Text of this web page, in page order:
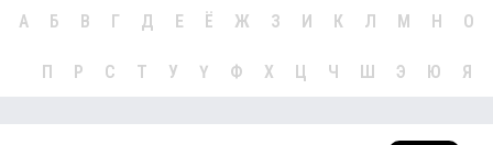
А Б В Г Д Е Ё Ж З И К Л М Н О
П Р С Т У Ү Ф Х Ц Ч Ш Э Ю Я